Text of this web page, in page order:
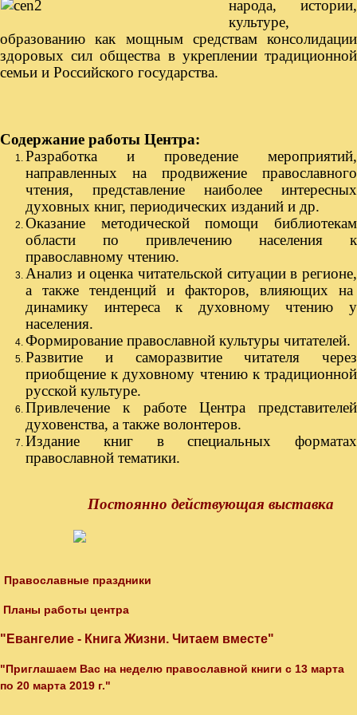
народа, истории,
культуре,
образованию как мощным средствам консолидации
здоровых сил общества в укреплении традиционной
семьи и Российского государства.
Содержание работы Центра:
Разработка и проведение мероприятий,
направленных на продвижение православного
чтения, представление наиболее интересных
духовных книг, периодических изданий и др.
Оказание методической помощи библиотекам
области по привлечению населения к
православному чтению.
Анализ и оценка читательской ситуации в регионе,
а также тенденций и факторов, влияющих на
динамику интереса к духовному чтению у
населения.
Формирование православной культуры читателей.
Развитие и саморазвитие читателя через
приобщение к духовному чтению к традиционной
русской культуре.
Привлечение к работе Центра представителей
духовенства, а также волонтеров.
Издание книг в специальных форматах
православной тематики.
Постоянно действующая выставка
Православные праздники
Планы работы центра
"Евангелие - Книга Жизни. Читаем вместе"
"Приглашаем Вас на неделю православной книги с 13 марта
по 20 марта 2019 г."